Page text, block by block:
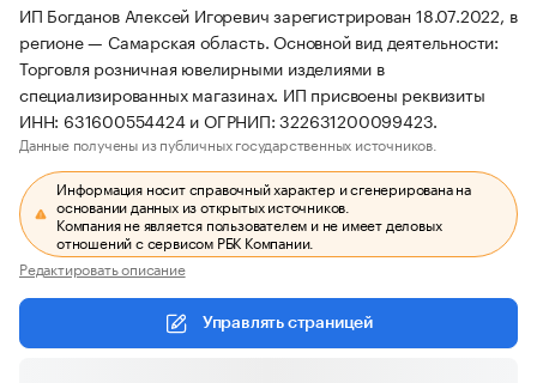
ИП Богданов Алексей Игоревич зарегистрирован 18.07.2022, в
регионе — Самарская область. Основной вид деятельности:
Торговля розничная ювелирными изделиями в
специализированных магазинах. ИП присвоены реквизиты
ИНН: 631600554424 и ОГРНИП: 322631200099423.
Данные получены из публичных государственных источников.
Информация носит справочный характер и сгенерирована на
основании данных из открытых источников.
Компания не является пользователем и не имеет деловых
отношений с сервисом РБК Компании.
Редактировать описание
Управлять страницей